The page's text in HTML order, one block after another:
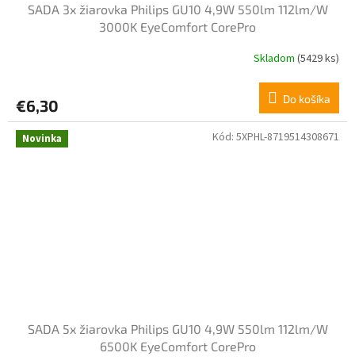
SADA 3x žiarovka Philips GU10 4,9W 550lm 112lm/W
3000K EyeComfort CorePro
Skladom (5429 ks)
€6,30 Do košíka
Novinka
SADA 5x žiarovka Philips GU10 4,9W 550lm 112lm/W
6500K EyeComfort CorePro
Kód: 5XPHL-8719514308671